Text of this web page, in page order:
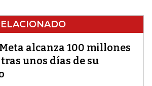
alcanza 100 millones
unos días de su